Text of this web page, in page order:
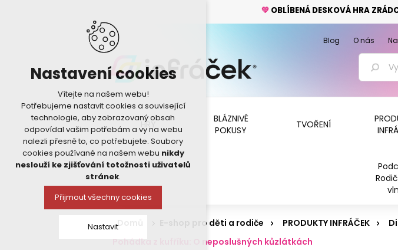
💚 OBLÍBENÁ DESKOVÁ HRA
Nastavení cookies
Vítejte na našem webu!
Potřebujeme nastavit cookies a související
technologie, aby zobrazovaný obsah
odpovídal vašim potřebám a vy na webu
nalezli přesně to, co potřebujete. Soubory
cookies používané na našem webu nikdy
neslouží ke zjišťování totožnosti uživatelů
stránek.
Přijmout všechny cookies
Nastavit
HRY
BLÁZNIVÉ
POKUSY
TVOŘENÍ
Blog O nás
Domů E-shop pro děti a rodiče PRODUKTY INFRÁČEK
Pohádka z kufříku: O neposlušných kůzlátkách